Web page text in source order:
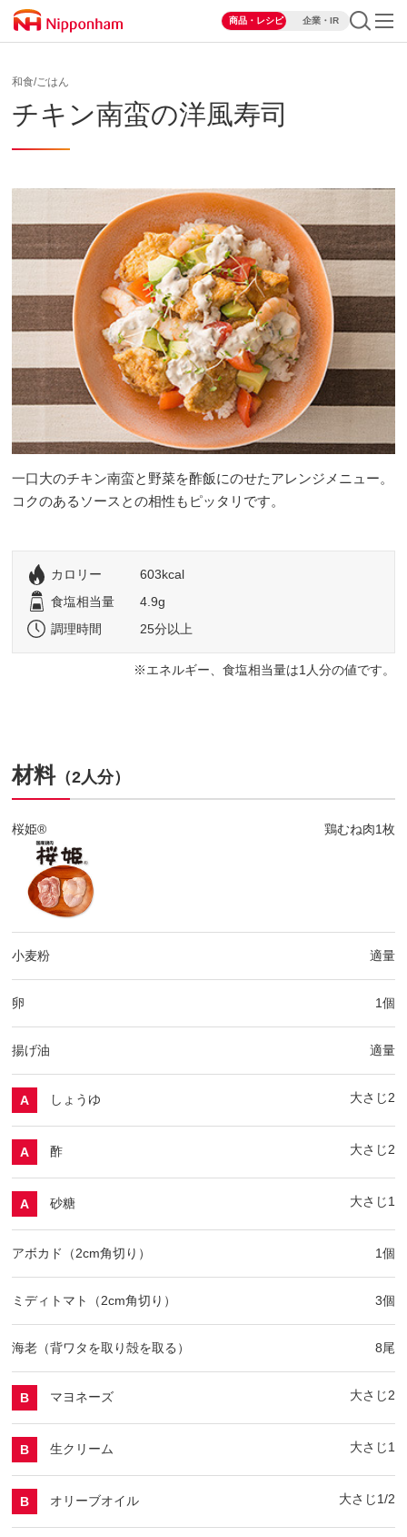
商品・レシピ 企業・IR
和食/ごはん
チキン南蛮の洋風寿司
一口大のチキン南蛮と野菜を酢飯にのせたアレンジメニュー。
コクのあるソースとの相性もピッタリです。
カロリー
603kcal
食塩相当量
4.9g
調理時間
25分以上
エネルギー、食塩相当量は1人分の値です。
材料（2人分）
桜姫® 鶏むね肉1枚
小麦粉 適量
卵 1個
揚げ油 適量
A しょうゆ 大さじ2
A 酢 大さじ2
A 砂糖 大さじ1
アボカド（2cm角切り） 1個
ミディトマト（2cm角切り） 3個
海老（背ワタを取り殻を取る） 8尾
B マヨネーズ 大さじ2
B 生クリーム 大さじ1
B オリーブオイル 大さじ1/2